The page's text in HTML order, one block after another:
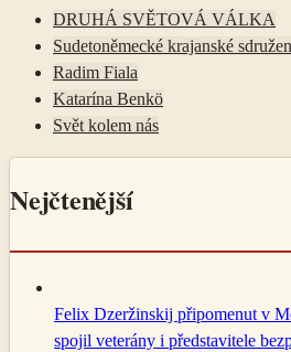
DRUHÁ SVĚTOVÁ VÁLKA
Sudetoněmecké krajanské
Radim Fiala
Katarína Benkö
Svět kolem nás
Nejčtenější
Felix Dzeržinskij připomenut v
spojil veterány i představitele